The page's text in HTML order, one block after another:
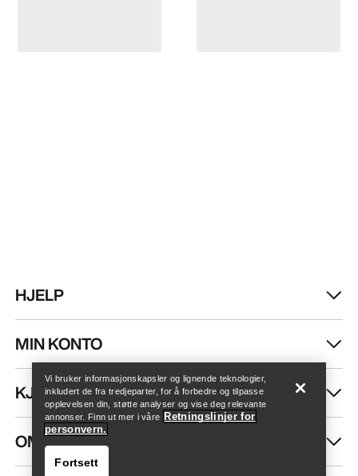
HJELP
MIN KONTO
KJØP MER
OM OSS
Vi bruker informasjonskapsler og lignende teknologier,
inkludert de fra tredjeparter, for å forbedre og tilpasse
opplevelsen din, støtte analyser og vise deg relevante
annonser. Finn ut mer i våre Retningslinjer for
personvern.
Fortsett